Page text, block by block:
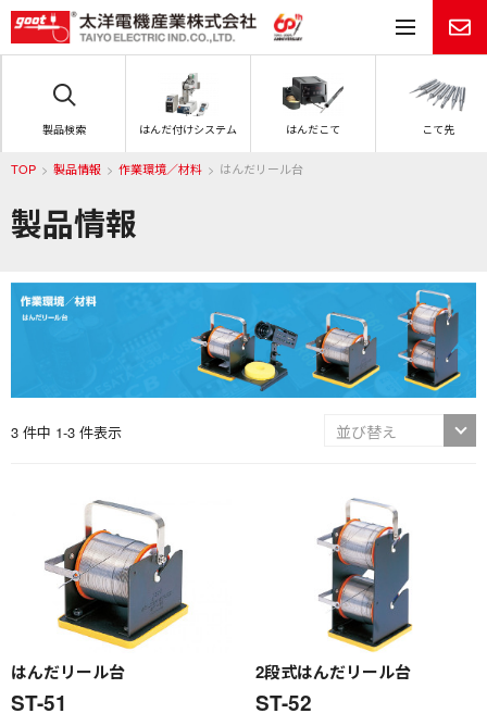
メ
製品検索 はんだ付けシステム はんだこて こて先
製品情報
TOP 製品情報 作業環境／材料 はんだリール台
3 件中 1-3 件表示
はんだリール台
ST-51
2段式はんだリール台
ST-52